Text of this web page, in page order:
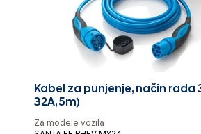
Kabel za punjenje, način rada
32A, 5m)
Za modele vozila